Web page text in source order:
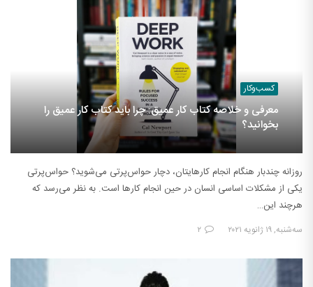
کسب‌وکار
معرفی و خلاصه کتاب کار عمیق: چرا باید کتاب کار عمیق را
بخوانید؟
روزانه چندبار هنگام انجام کارهایتان، دچار حواس‌پرتی می‌شوید؟ حواس‌پرتی
یکی از مشکلات اساسی انسان در حین انجام کارها است. به نظر می‌رسد که
هرچند این…
سه‌شنبه, ۱۹ ژانویه ۲۰۲۱ ۲